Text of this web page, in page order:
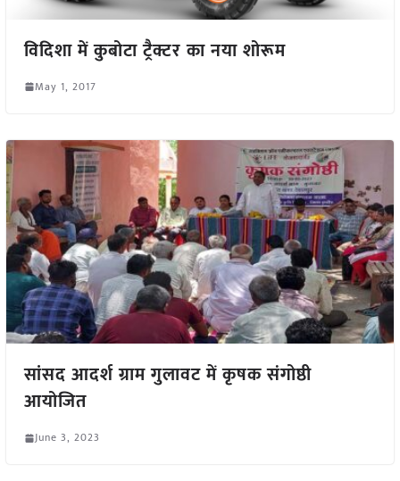
विदिशा में कुबोटा ट्रैक्टर का नया शोरूम
May 1, 2017
सांसद आदर्श ग्राम गुलावट में कृषक संगोष्ठी
आयोजित
June 3, 2023